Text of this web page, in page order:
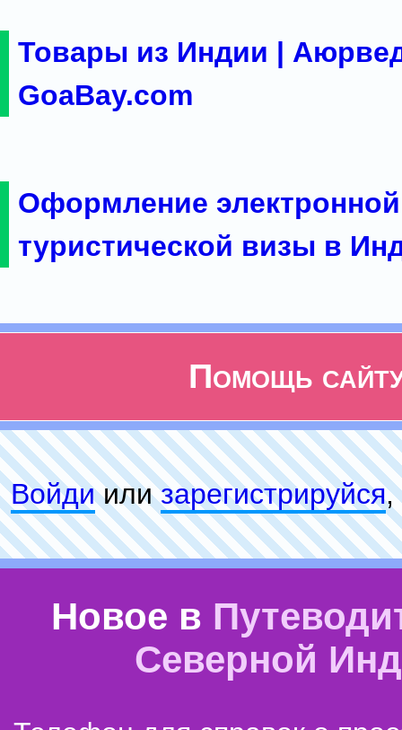
Товары из Индии |
GoaBay.com
Оформление электронной
туристической визы в
Помощь
Войдиилизарeгиcтpируйся,
Новое в
Северной